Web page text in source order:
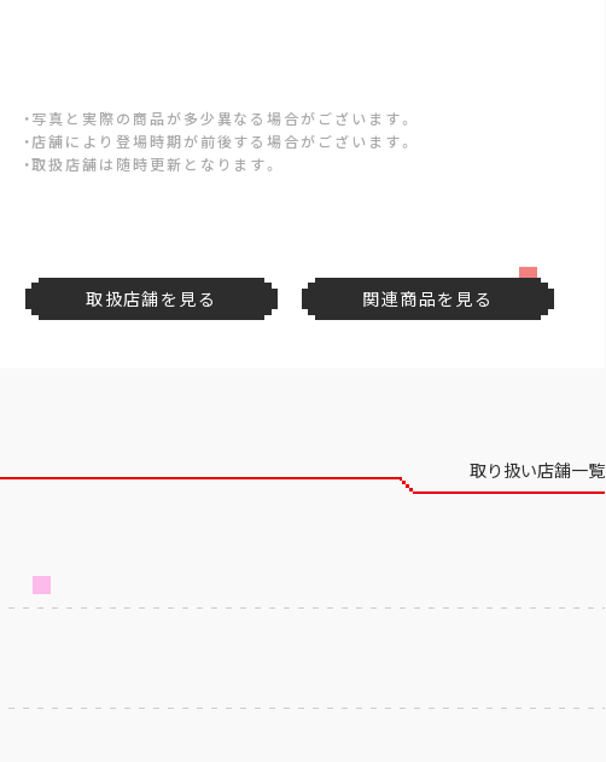
・写真と実際の商品が多少異なる場合がございます。
・店舗により登場時期が前後する場合がございます。
・取扱店舗は随時更新となります。
取扱店舗を見る 関連商品を見る
取り扱い店舗一覧